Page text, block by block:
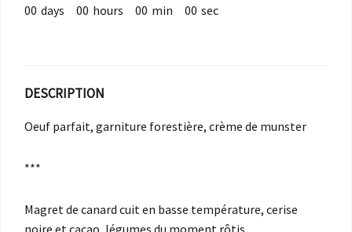
00 days 00 hours 00 min 00 sec
DESCRIPTION
Oeuf parfait, garniture forestière, crème de munster
***
Magret de canard cuit en basse température, cerise
noire et cacao, légumes du moment rôtis